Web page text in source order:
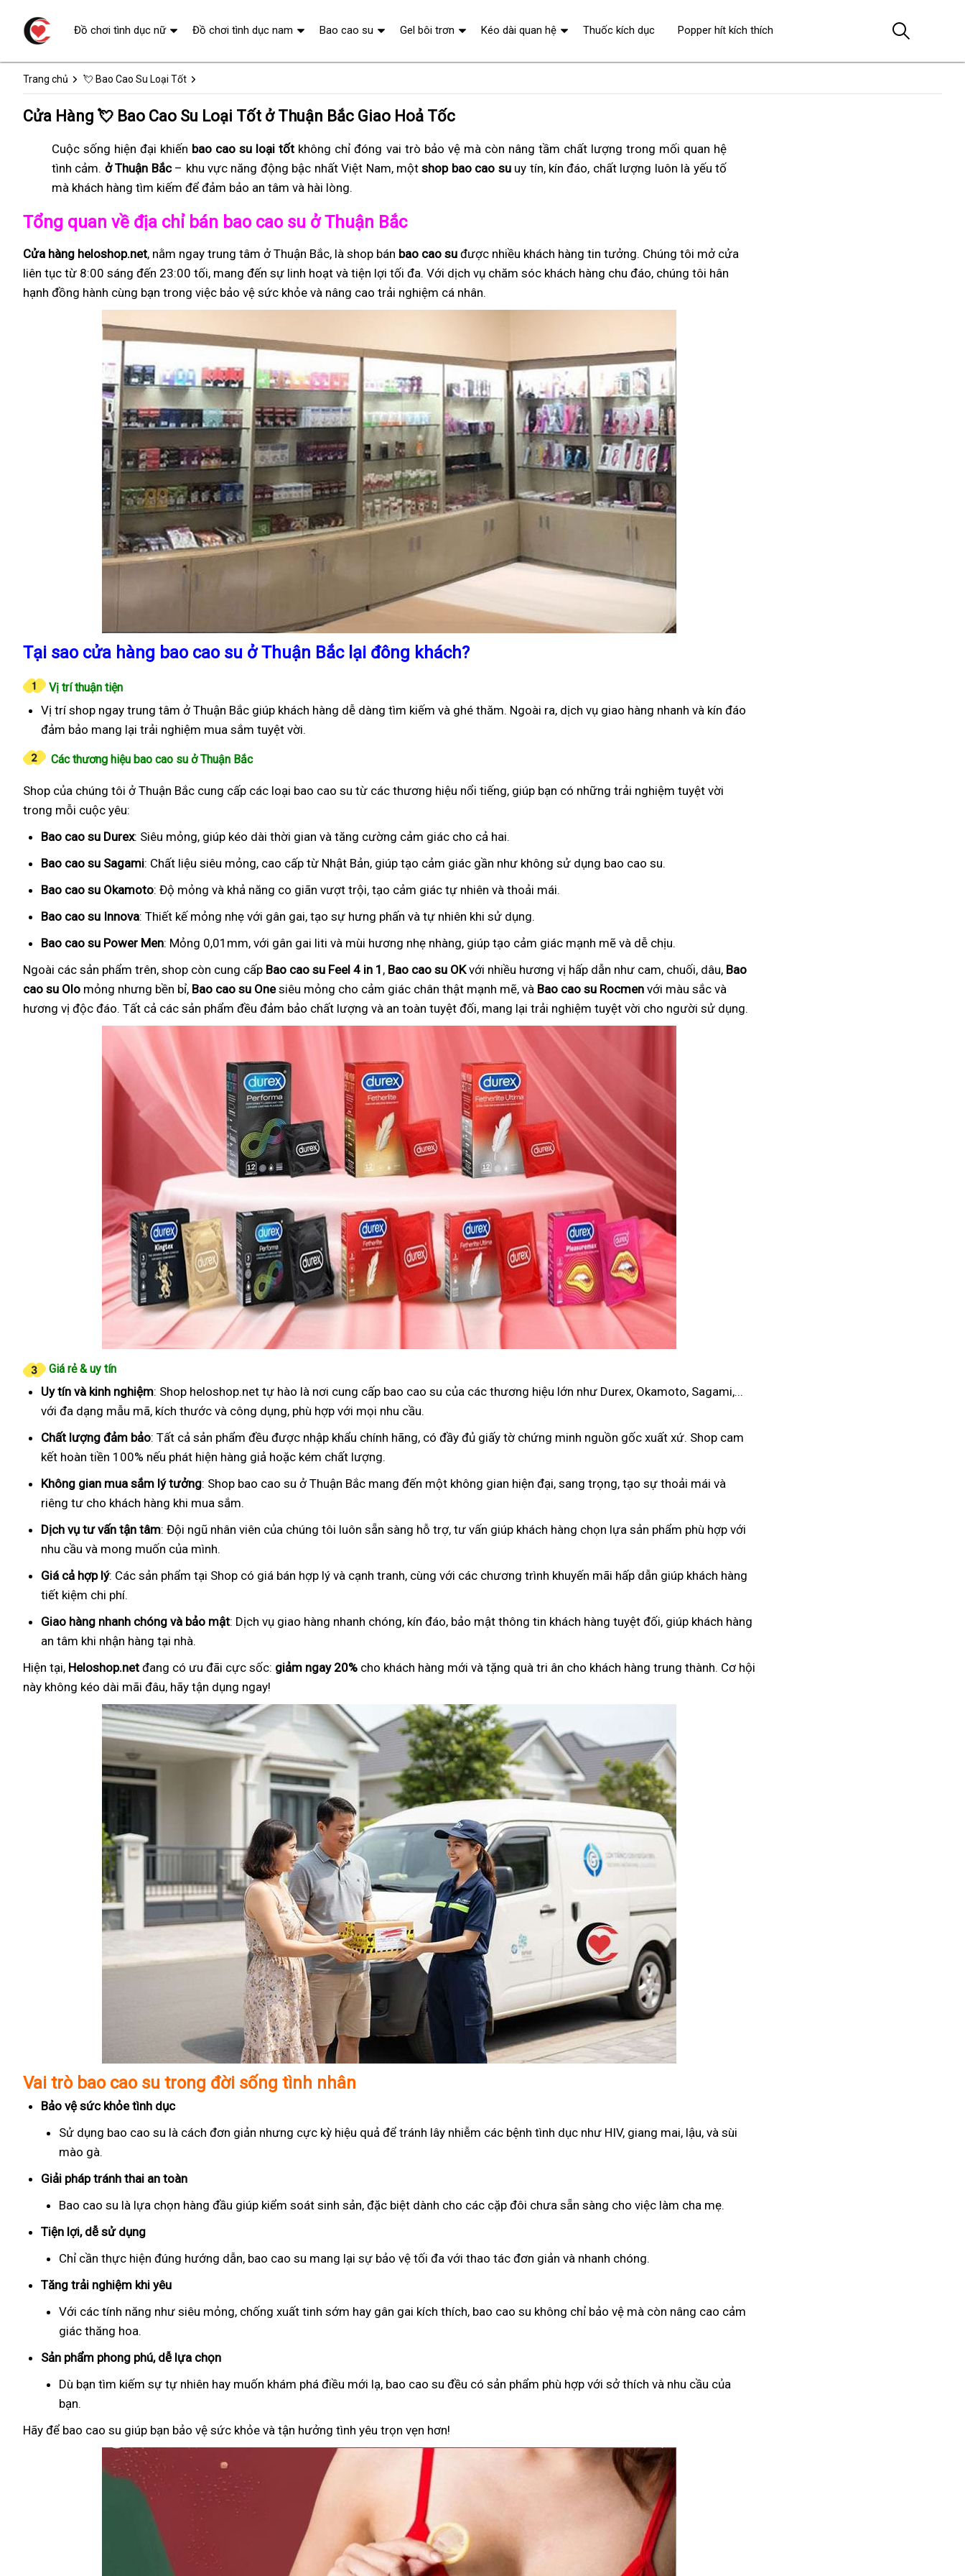
Trang chủ 💘 Bao Cao Su Loại Tốt
Cửa Hàng 💘 Bao Cao Su Loại Tốt ở Thuận Bắc Giao Hoả Tốc
Cuộc sống hiện đại khiến bao cao su loại tốt không chỉ đóng vai trò bảo vệ mà còn nâng tầm chất lượng trong mối quan hệ
tình cảm. ở Thuận Bắc– khu vực năng động bậc nhất Việt Nam, mộtshop bao cao suuy tín, kín đáo, chất lượng luôn là yếu tố
mà khách hàng tìm kiếm để đảm bảo an tâm và hài lòng.
Tổng quan về địa chỉ bán bao cao su ở Thuận Bắc
Cửa hàng heloshop.net, nằm ngay trung tâm ở Thuận Bắc, là shop bán bao cao su được nhiều khách hàng tin tưởng. Chúng tôi mở cửa
liên tục từ 8:00 sáng đến 23:00 tối, mang đến sự linh hoạt và tiện lợi tối đa. Với dịch vụ chăm sóc khách hàng chu đáo, chúng tôi hân
hạnh đồng hành cùng bạn trong việc bảo vệ sức khỏe và nâng cao trải nghiệm cá nhân.
Tại sao cửa hàng bao cao su ở Thuận Bắc lại đông khách?
Vị trí thuận tiện
Vị trí shop ngay trung tâm ở Thuận Bắc giúp khách hàng dễ dàng tìm kiếm và ghé thăm. Ngoài ra, dịch vụ giao hàng nhanh và kín đáo
đảm bảo mang lại trải nghiệm mua sắm tuyệt vời.
Các thương hiệu bao cao su ở Thuận Bắc
Shop của chúng tôi ở Thuận Bắc cung cấp các loại bao cao su từ các thương hiệu nổi tiếng, giúp bạn có những trải nghiệm tuyệt vời
trong mỗi cuộc yêu:
Bao cao su Durex: Siêu mỏng, giúp kéo dài thời gian và tăng cường cảm giác cho cả hai.
Bao cao su Sagami: Chất liệu siêu mỏng, cao cấp từ Nhật Bản, giúp tạo cảm giác gần như không sử dụng bao cao su.
Bao cao su Okamoto: Độ mỏng và khả năng co giãn vượt trội, tạo cảm giác tự nhiên và thoải mái.
Bao cao su Innova: Thiết kế mỏng nhẹ với gân gai, tạo sự hưng phấn và tự nhiên khi sử dụng.
Bao cao su Power Men: Mỏng 0,01mm, với gân gai liti và mùi hương nhẹ nhàng, giúp tạo cảm giác mạnh mẽ và dễ chịu.
Ngoài các sản phẩm trên, shop còn cung cấp Bao cao su Feel 4 in 1 , Bao cao su OKvới nhiều hương vị hấp dẫn như cam, chuối, dâu, Bao
cao su Olo mỏng nhưng bền bỉ, Bao cao su Onesiêu mỏng cho cảm giác chân thật mạnh mẽ, và Bao cao su Rocmen với màu sắc và
hương vị độc đáo. Tất cả các sản phẩm đều đảm bảo chất lượng và an toàn tuyệt đối, mang lại trải nghiệm tuyệt vời cho người sử dụng.
Giá rẻ & uy tín
Uy tín và kinh nghiệm: Shop heloshop.net tự hào là nơi cung cấp bao cao su của các thương hiệu lớn như Durex, Okamoto, Sagami,...
với đa dạng mẫu mã, kích thước và công dụng, phù hợp với mọi nhu cầu.
Chất lượng đảm bảo: Tất cả sản phẩm đều được nhập khẩu chính hãng, có đầy đủ giấy tờ chứng minh nguồn gốc xuất xứ. Shop cam
kết hoàn tiền 100% nếu phát hiện hàng giả hoặc kém chất lượng.
Không gian mua sắm lý tưởng: Shop bao cao su ở Thuận Bắc mang đến một không gian hiện đại, sang trọng, tạo sự thoải mái và
riêng tư cho khách hàng khi mua sắm.
Dịch vụ tư vấn tận tâm: Đội ngũ nhân viên của chúng tôi luôn sẵn sàng hỗ trợ, tư vấn giúp khách hàng chọn lựa sản phẩm phù hợp với
nhu cầu và mong muốn của mình.
Giá cả hợp lý: Các sản phẩm tại Shop có giá bán hợp lý và cạnh tranh, cùng với các chương trình khuyến mãi hấp dẫn giúp khách hàng
tiết kiệm chi phí.
Giao hàng nhanh chóng và bảo mật: Dịch vụ giao hàng nhanh chóng, kín đáo, bảo mật thông tin khách hàng tuyệt đối, giúp khách hàng
an tâm khi nhận hàng tại nhà.
Hiện tại, Heloshop.net đang có ưu đãi cực sốc: giảm ngay 20% cho khách hàng mới và tặng quà tri ân cho khách hàng trung thành. Cơ hội
này không kéo dài mãi đâu, hãy tận dụng ngay!
Vai trò bao cao su trong đời sống tình nhân
Bảo vệ sức khỏe tình dục
Sử dụng bao cao su là cách đơn giản nhưng cực kỳ hiệu quả để tránh lây nhiễm các bệnh tình dục như HIV, giang mai, lậu, và sùi
mào gà.
Giải pháp tránh thai an toàn
Bao cao su là lựa chọn hàng đầu giúp kiểm soát sinh sản, đặc biệt dành cho các cặp đôi chưa sẵn sàng cho việc làm cha mẹ.
Tiện lợi, dễ sử dụng
Chỉ cần thực hiện đúng hướng dẫn, bao cao su mang lại sự bảo vệ tối đa với thao tác đơn giản và nhanh chóng.
Tăng trải nghiệm khi yêu
Với các tính năng như siêu mỏng, chống xuất tinh sớm hay gân gai kích thích, bao cao su không chỉ bảo vệ mà còn nâng cao cảm
giác thăng hoa.
Sản phẩm phong phú, dễ lựa chọn
Dù bạn tìm kiếm sự tự nhiên hay muốn khám phá điều mới lạ, bao cao su đều có sản phẩm phù hợp với sở thích và nhu cầu của
bạn.
Hãy để bao cao su giúp bạn bảo vệ sức khỏe và tận hưởng tình yêu trọn vẹn hơn!
Đồ chơi tình dục nữ Đồ chơi tình dục nam Bao cao su Gel bôi trơn Kéo dài quan hệ Thuốc kích dục Popper hít kích thích